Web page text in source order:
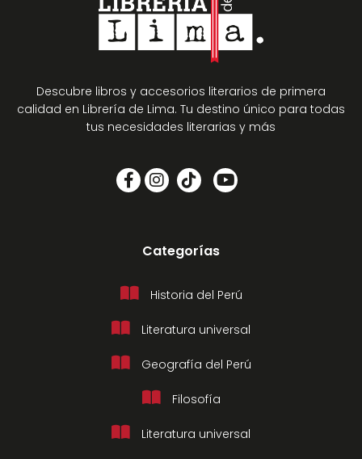
Descubre libros y accesorios literarios de primera
calidad en Librería de Lima. Tu destino único para todas
tus necesidades literarias y más
Categorías
Historia del Perú
Literatura universal
Geografía del Perú
Filosofía
Literatura universal